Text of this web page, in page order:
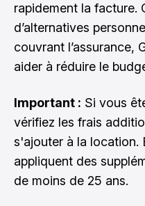
rapidement la facture.
d’alternatives
couvrant l’assurance,
aider à réduire le
Important : Si vous
vérifiez les frais
s'ajouter à la location.
appliquent des
de moins de 25 ans.